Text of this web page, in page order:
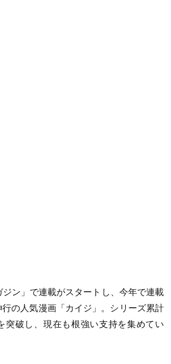
ン」で連載がスタートし、今年で連載
の人気漫画「カイジ」。シリーズ累計
突破し、現在も根強い支持を集めてい